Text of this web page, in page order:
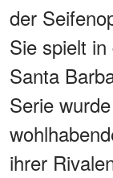
der
Sie spielt
Santa
Serie
ihrer